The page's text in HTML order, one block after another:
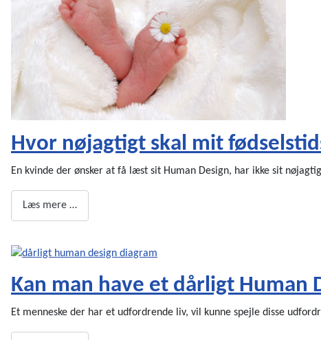
Hvor nøjagtigt skal mit
En kvinde der ønsker at få læst sit Human Design, har ikke sit
Læs mere …
Kan man have et dårligt Human
Et menneske der har et udfordrende liv, vil kunne spejle disse